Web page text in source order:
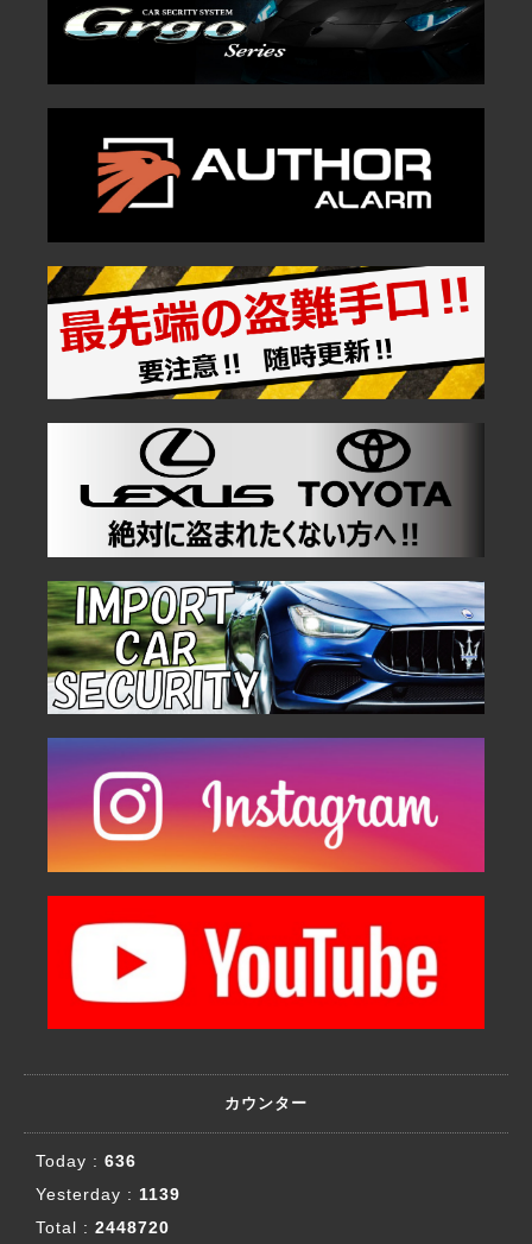
カウンター
Today : 636
Yesterday : 1139
Total : 2448720